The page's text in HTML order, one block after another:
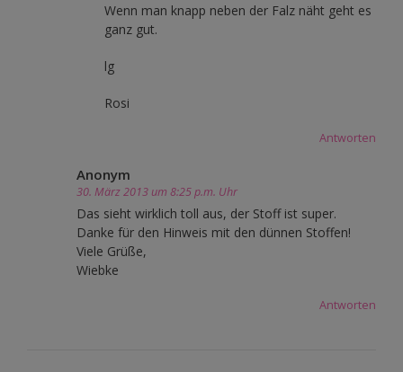
Wenn man knapp neben der Falz näht geht es
ganz gut.
lg
Rosi
Antworten
Anonym
30. März 2013 um 8:25 p.m. Uhr
Das sieht wirklich toll aus, der Stoff ist super.
Danke für den Hinweis mit den dünnen Stoffen!
Viele Grüße,
Wiebke
Antworten